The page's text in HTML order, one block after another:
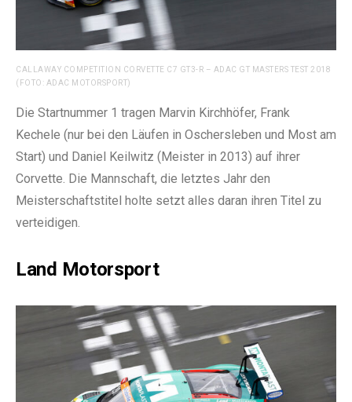
CALLAWAY COMPETITION CORVETTE C7 GT3-R – ADAC GT MASTERS TEST 2018
(FOTO: ADAC MOTORSPORT)
Die Startnummer 1 tragen Marvin Kirchhöfer, Frank
Kechele (nur bei den Läufen in Oschersleben und Most am
Start) und Daniel Keilwitz (Meister in 2013) auf ihrer
Corvette. Die Mannschaft, die letztes Jahr den
Meisterschaftstitel holte setzt alles daran ihren Titel zu
verteidigen.
Land Motorsport